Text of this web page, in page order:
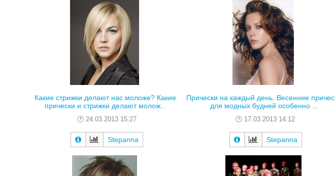
Какие стрижки делают нас моложе? Какие
прически и стрижки делают молож...
24.03.2013 15:27
Stepanna
Прически на каждый день. Весенние
для модных будней особенно ...
17.03.2013 14:12
Stepanna